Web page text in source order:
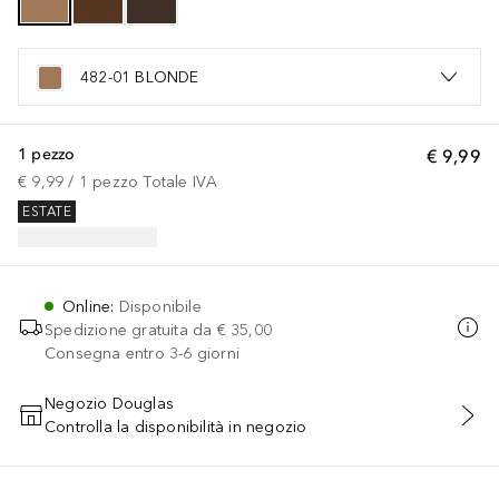
482-01 BLONDE
€ 9,99
1 pezzo
€ 9,99 / 1 pezzo Totale IVA
ESTATE
Online: Disponibile
Spedizione gratuita da € 35,00
Consegna entro 3-6 giorni
AGGIUNGI AL CARRELLO
Negozio Douglas
Controlla la disponibilità in negozio